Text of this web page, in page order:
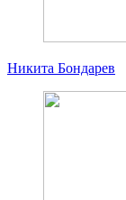
Никита Бондарев